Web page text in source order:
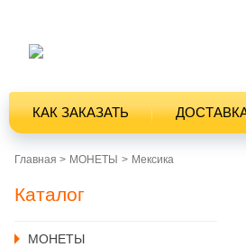
КАК ЗАКАЗАТЬ
Главная > MОНЕТЫ Мексика
Каталог
MОНЕТЫ